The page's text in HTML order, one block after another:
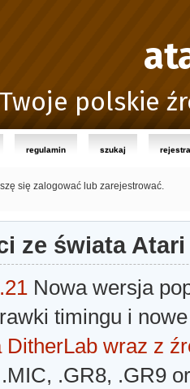
Twoje polskie
regulamin szukaj
się zalogować lub zarejestrować.
ze świata Atari
Nowa wersja
timingu i
wraz z
.GR8, .GR9